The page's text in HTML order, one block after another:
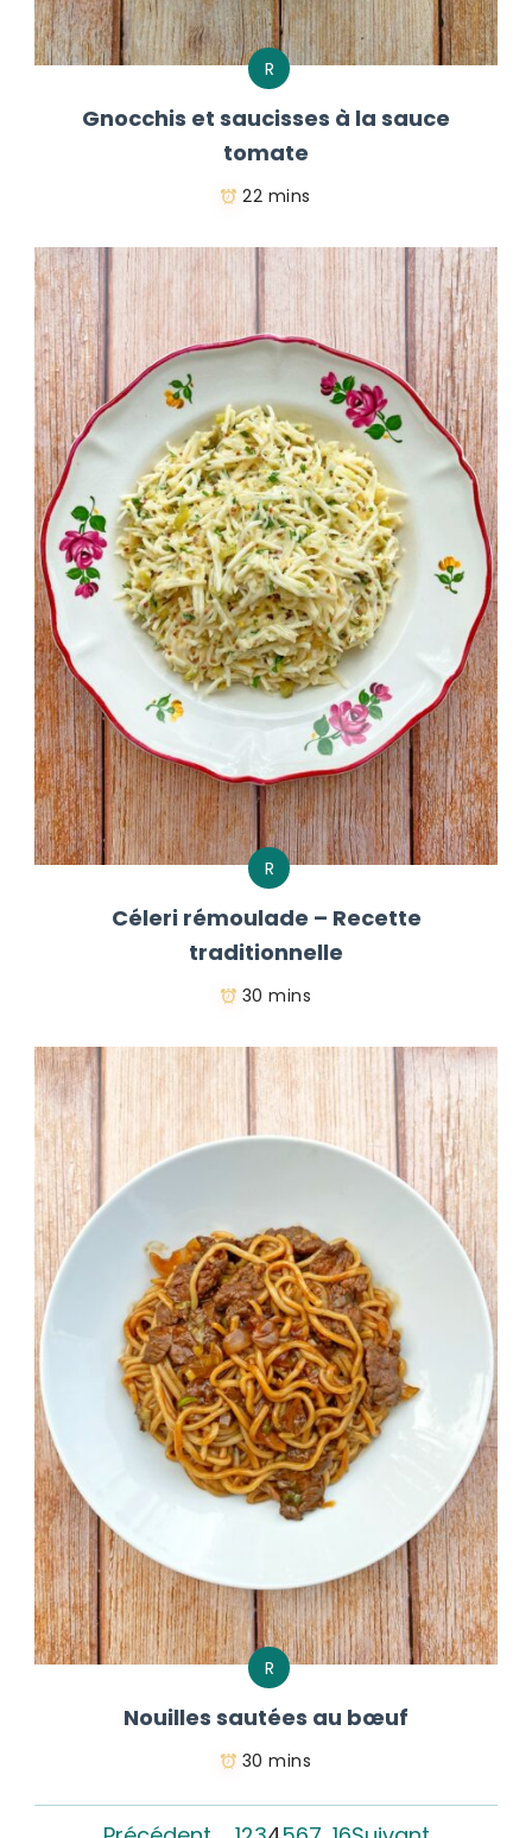
R
Gnocchis et saucisses à la sauce
tomate
22 mins
R
Céleri rémoulade – Recette
traditionnelle
30 mins
R
Nouilles sautées au bœuf
30 mins